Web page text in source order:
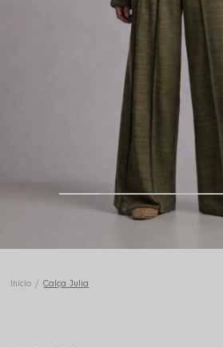
Início Calça Julia